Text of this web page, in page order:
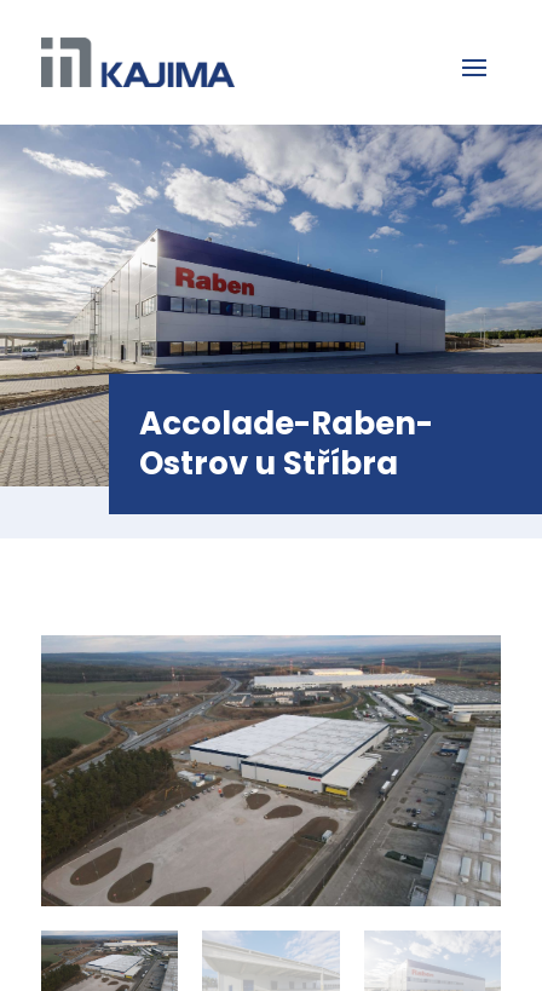
Accolade-Raben-
Ostrov u Stříbra